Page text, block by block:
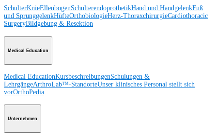
SchulterKnieEllenbogenSchulterendoprothetikHand und HandgelenkFuß
und SprunggelenkHüfteOrthobiologieHerz-ThoraxchirurgieCardiothoracic
SurgeryBildgebung & Resektion
Medical Education
Medical EducationKursbeschreibungenSchulungen &
LehrgängeArthroLab™-StandorteUnser klinisches Personal stellt sich
vorOrthoPedia
Unternehmen